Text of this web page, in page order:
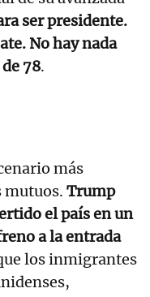
ser presidente.
No hay nada
78.
más
mutuos. Trump
el país en un
a la entrada
los inmigrantes